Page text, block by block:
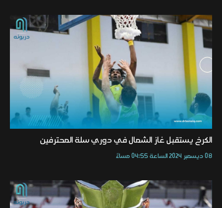
الكرخ يستقبل غاز الشمال في دوري سلة المحترفين
08 ديسمبر 2024 الساعة 04:55 مساءً